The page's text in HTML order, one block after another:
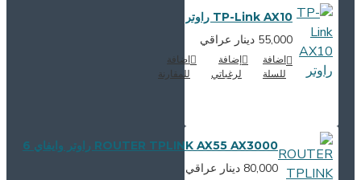
TP-Link AX10 راوتر
55,000 دينار عراقي
اضافة
للسلة
إضافة
لرغباتي
اضافة
للمقارنة
ROUTER TPLINK AX55 AX3000 راوتر وايفاي 6
80,000 دينار عراقي